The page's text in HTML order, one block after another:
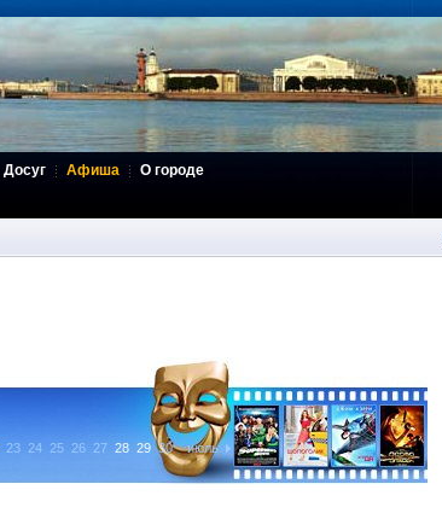
Досуг Афиша О городе
23 24 25 26 27 28 29 30 июль